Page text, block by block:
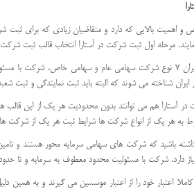
و اهمیت بالایی که دارد و متقاضیان زیادی که برای
مرحله اول ثبت شرکت در آستارا انتخاب قالب ثبت
مطابق با قانون تجاری ایران 7 نوع شرکت سهامی عام و
شناخته می شوند که البته باید ثبت نمایندگی و ثبت شعبه
آستارا هم می توانند بدون محدودیت هر یک از این قالب
به هر یک از انواع شرکت ها شرایط ثبت هر یک از شرکت
اعتبار خود را از اعتبار موسسین می گیرند و به همین